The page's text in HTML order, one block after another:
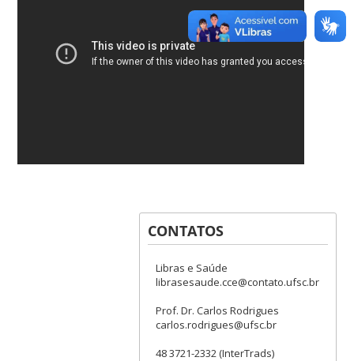
CONTATOS
Libras e Saúde
librasesaude.cce@contato.ufsc.br
Prof. Dr. Carlos Rodrigues
carlos.rodrigues@ufsc.br
48 3721-2332 (InterTrads)